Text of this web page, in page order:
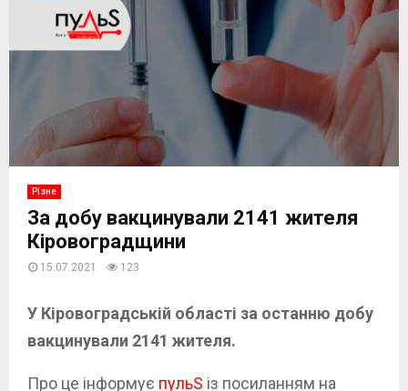
Різне
За добу вакцинували 2141 жителя
Кіровоградщини
15.07.2021 123
У Кіровоградській області за останню добу
вакцинували 2141 жителя.
Про це інформує пульS із посиланням на